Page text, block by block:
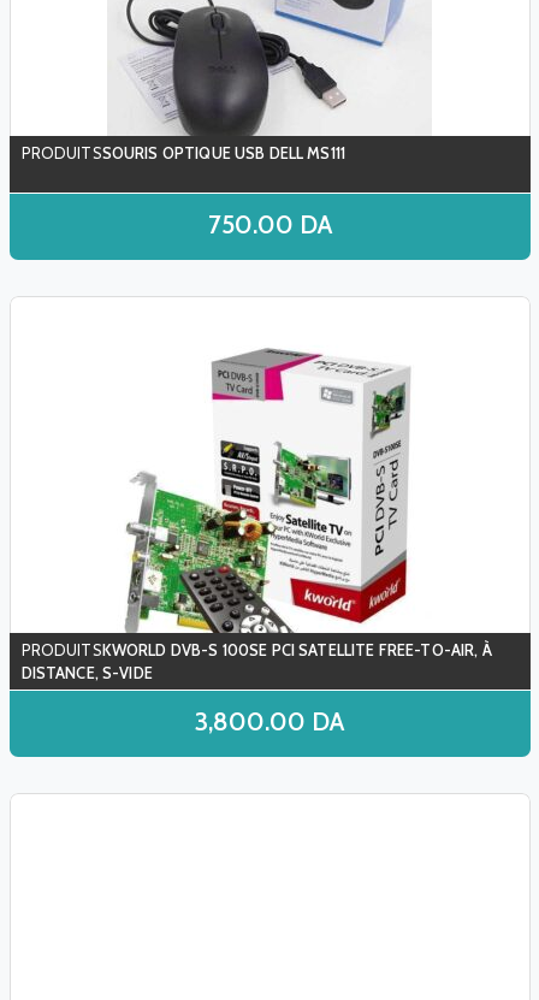
SOURIS OPTIQUE USB DELL MS111
750.00 DA
KWORLD DVB-S 100SE PCI SATELLITE FREE-TO-AIR, À
DISTANCE, S-VIDE
3,800.00 DA